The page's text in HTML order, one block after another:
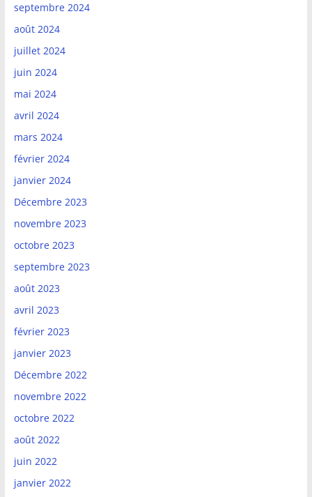
septembre 2024
août 2024
juillet 2024
juin 2024
mai 2024
avril 2024
mars 2024
février 2024
janvier 2024
Décembre 2023
novembre 2023
octobre 2023
septembre 2023
août 2023
avril 2023
février 2023
janvier 2023
Décembre 2022
novembre 2022
octobre 2022
août 2022
juin 2022
janvier 2022